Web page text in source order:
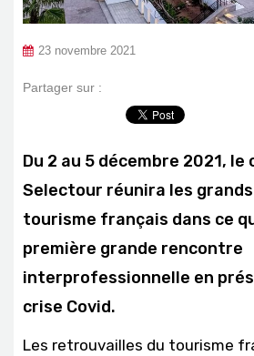
23 novembre 2021
Partager sur :
Du 2 au 5 décembre 2021, le
Selectour réunira les
tourisme français dans ce
première grande rencontre
interprofessionnelle en
crise Covid.
Les retrouvailles du tourisme